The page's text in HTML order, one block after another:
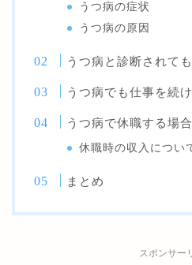
うつ病の症状
うつ病の原因
うつ病と診断されて
うつ病でも仕事を続
うつ病で休職する場合
休職時の収入につい
まとめ
スポンサー